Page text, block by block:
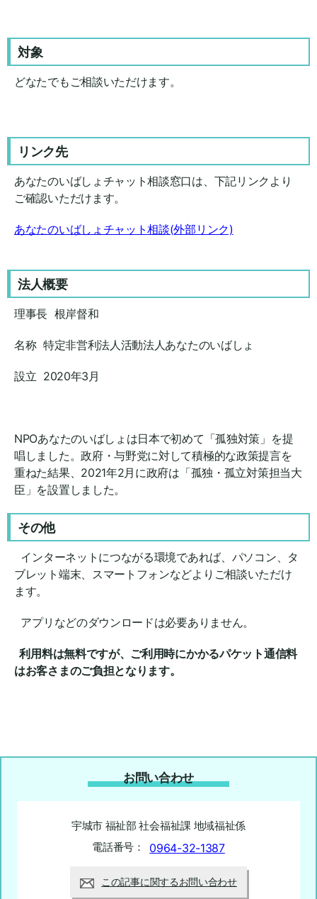
対象
どなたでもご相談いただけます。
リンク先
あなたのいばしょチャット相談窓口は、下記リンクより
ご確認いただけます。
あなたのいばしょチャット相談(外部リンク)
法人概要
理事長 根岸督和
名称 特定非営利法人活動法人あなたのいばしょ
設立 2020年3月
NPOあなたのいばしょは日本で初めて「孤独対策」を提
唱しました。政府・与野党に対して積極的な政策提言を
重ねた結果、2021年2月に政府は「孤独・孤立対策担当大
臣」を設置しました。
その他
インターネットにつながる環境であれば、パソコン、タ
ブレット端末、スマートフォンなどよりご相談いただけ
ます。
アプリなどのダウンロードは必要ありません。
利用料は無料ですが、ご利用時にかかるパケット通信料
はお客さまのご負担となります。
お問い合わせ
宇城市 福祉部 社会福祉課 地域福祉係
電話番号：
0964-32-1387
この記事に関するお問い合わせ